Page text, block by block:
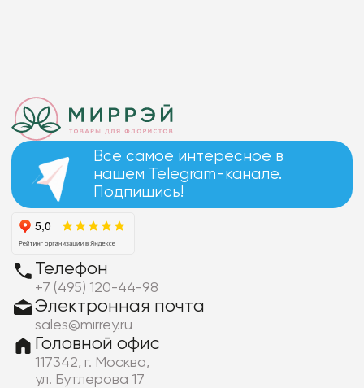
Все самое интересное в
нашем Telegram-канале.
Подпишись!
Телефон
+7 (495) 120-44-98
Электронная почта
sales@mirrey.ru
Головной офис
117342, г. Москва,
ул. Бутлерова 17